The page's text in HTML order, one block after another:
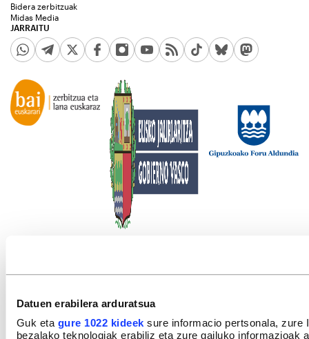
Datuen erabilera arduratsua
Guk eta gure 1022 kideek sure informacio pertsonala, zure
bezalako teknologiak erabiliz eta zure gailuko informazioak
JARRAITU
Bidera zerbitzuak
Midas Media